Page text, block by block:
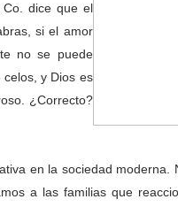
dice que el
si el amor
no se puede
y Dios es
¿Correcto?
en la sociedad
a las familias que